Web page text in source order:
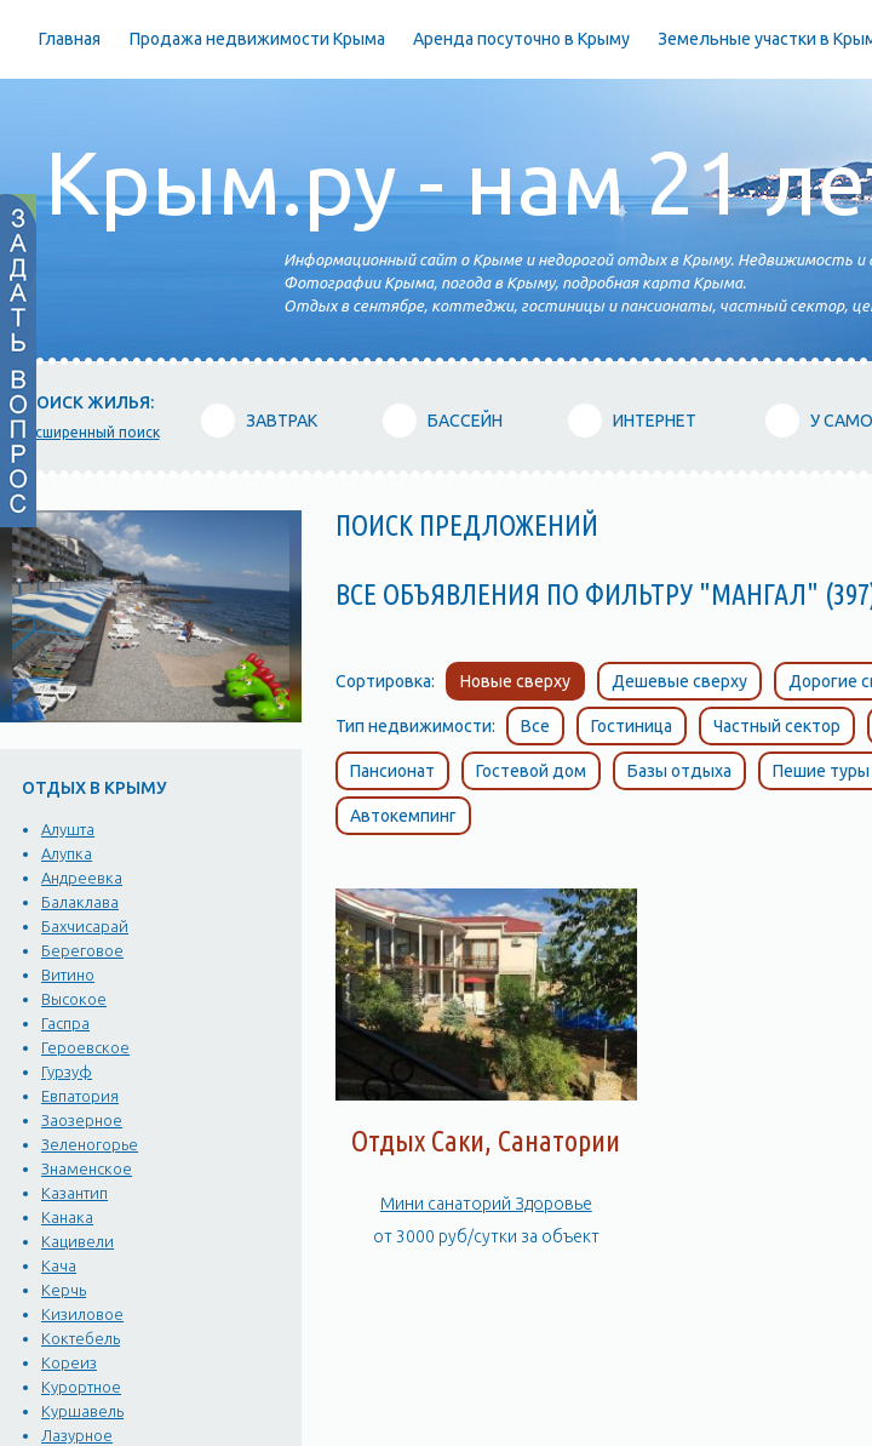
Главная Продажа недвижимости Крыма Аренда посуточно в Крыму Земельные участки в
Крым.ру - нам 21
Информационный сайт о Крыме и недорогой отдых в Крыму. Недвижимость и
Фотографии Крыма, погода в Крыму, подробная карта Крыма.
Отдых в сентябре, коттеджи, гостиницы и пансионаты, частный сектор,
ПОИСК ЖИЛЬЯ:
расширенный поиск
ЗАВТРАК БАССЕЙН ИНТЕРНЕТ У
ОТДЫХ В КРЫМУ
Алушта
Алупка
Андреевка
Балаклава
Бахчисарай
Береговое
Витино
Высокое
Гаспра
Героевское
Гурзуф
Евпатория
Заозерное
Зеленогорье
Знаменское
Казантип
Канака
Кацивели
Кача
Керчь
Кизиловое
Коктебель
Кореиз
Курортное
Куршавель
Лазурное
ПОИСК ПРЕДЛОЖЕНИЙ
ВСЕ ОБЪЯВЛЕНИЯ ПО ФИЛЬТРУ "МАНГАЛ"
Сортировка: Новые сверху Дешевые сверху Дорогие
Тип недвижимости: Все Гостиница Частный сектор
Пансионат Гостевой дом Базы отдыха Пешие
Автокемпинг
Отдых Саки, Санатории
Мини санаторий Здоровье
от 3000 руб/сутки за объект